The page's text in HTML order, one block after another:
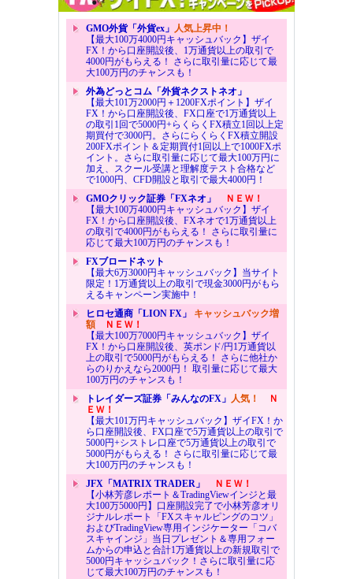
GMO外貨「外貨ex」 人気上昇中！
【最大100万4000円キャッシュバック】ザイ
FX！から口座開設後、1万通貨以上の取引で
4000円がもらえる！ さらに取引量に応じて最
大100万円のチャンスも！
外為どっとコム「外貨ネクストネオ」
【最大101万2000円＋1200FXポイント】ザイ
FX！から口座開設後、FX口座で1万通貨以上
の取引1回で5000円+らくらくFX積立1回以上定
期買付で3000円。さらにらくらくFX積立開設
200FXポイント＆定期買付1回以上で1000FXポ
イント。さらに取引量に応じて最大100万円に
加え、スクール受講と理解度テスト合格など
で1000円、CFD開設と取引で最大4000円！
GMOクリック証券「FXネオ」
ＮＥＷ！
【最大100万4000円キャッシュバック】ザイ
FX！から口座開設後、FXネオで1万通貨以上
の取引で4000円がもらえる！ さらに取引量に
応じて最大100万円のチャンスも！
FXブロードネット
【最大6万3000円キャッシュバック】当サイト
限定！1万通貨以上の取引で現金3000円がもら
えるキャンペーン実施中！
ヒロセ通商「LION FX」 キャッシュバック増
額ＮＥＷ！
【最大100万7000円キャッシュバック】ザイ
FX！から口座開設後、英ポンド/円1万通貨以
上の取引で5000円がもらえる！ さらに他社か
らのりかえなら2000円！ 取引量に応じて最大
100万円のチャンスも！
トレイダーズ証券「みんなのFX」 人気！
Ｎ
ＥＷ！
【最大101万円キャッシュバック】ザイFX！か
ら口座開設後、FX口座で5万通貨以上の取引で
5000円+シストレ口座で5万通貨以上の取引で
5000円がもらえる！ さらに取引量に応じて最
大100万円のチャンスも！
JFX「MATRIX TRADER」
ＮＥＷ！
【小林芳彦レポート＆TradingViewインジと最
大100万5000円】口座開設完了で小林芳彦オリ
ジナルレポート「FXスキャルピングのコツ」
およびTradingView専用インジケーター「コバ
スキャインジ」当日プレゼント＆専用フォー
ムからの申込と合計1万通貨以上の新規取引で
5000円キャッシュバック！さらに取引量に応
じて最大100万円のチャンスも！